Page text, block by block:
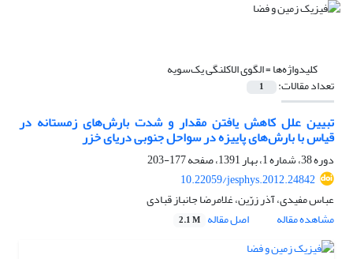
کلیدواژه‌ها =الگوی الاکلنگی یک‌سویه
تعداد مقالات: 1
تبیین علل کاهش یافتن مقدار و شدت بارش‌‌های زمستانه در
قیاس با بارش‌‌های پاییزه در سواحل جنوبی دریای خزر
دوره 38، شماره 1، بهار 1391، صفحه
177-203
10.22059/jesphys.2012.24842
عباس مفیدی، آذر زرّین، غلامرضا جانباز قبادی
مشاهده مقاله
اصل مقاله 2.1 M